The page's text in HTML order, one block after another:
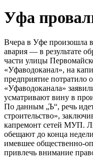
Уфа
Вчера в Уфе произошла
авария — в результате
части улицы
«Уфаводоканал», на
предприятие потратило
«Уфаводоканала»
усматривают вину в
По данным „Ъ“, речь
строительство»,
капремонт сетей МУП.
обещают до конца
имевшее общественно-
привлечь внимание